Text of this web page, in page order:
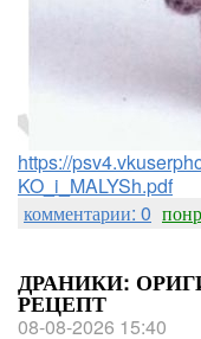
https://
KO_i_MALYSh.pdf
комментарии: 0
ДРАНИКИ:
РЕЦЕПТ
08-08-2026 15:40